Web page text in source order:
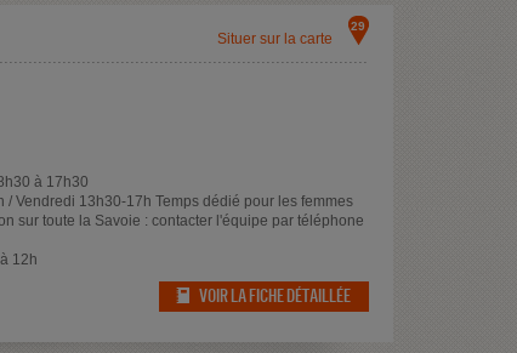
Situer sur la carte
29
à 17h30
Vendredi 13h30-17h Temps dédié pour les femmes
sur toute la Savoie : contacter l'équipe par téléphone
12h
VOIR LA FICHE DÉTAILLÉE